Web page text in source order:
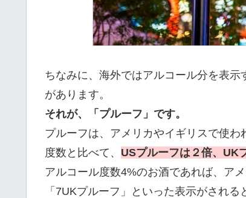
ちなみに、海外ではアルコール分を表
があります。
それが、「プルーフ」です。
プルーフは、アメリカやイギリスで使
度数と比べて、 USプルーフは２倍、UK
アルコール度数4%のお酒であれば、ア
「7UKプルーフ」といった表示がされる